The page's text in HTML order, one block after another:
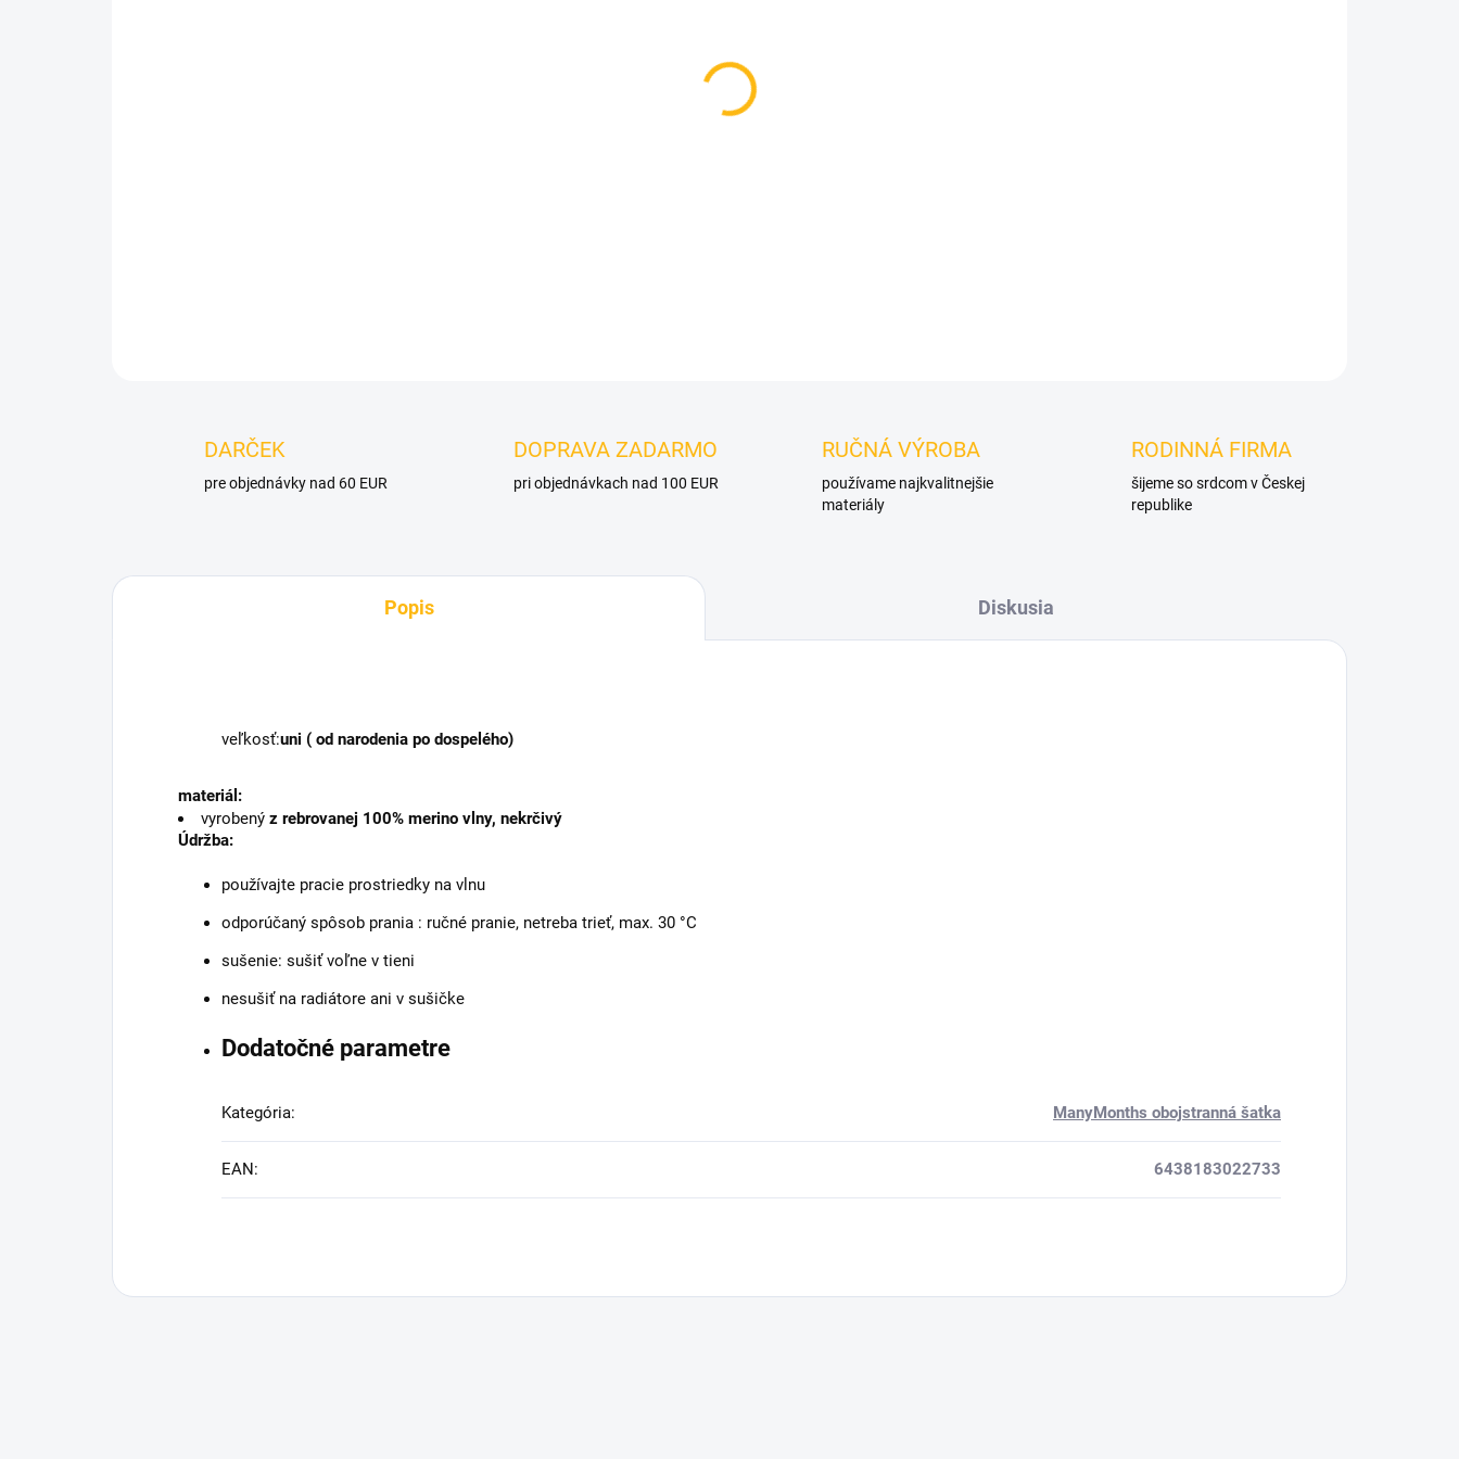
DARČEK
pre objednávky nad 60 EUR
DOPRAVA ZADARMO
pri objednávkach nad 100 EUR
RUČNÁ VÝROBA
používame najkvalitnejšie
materiály
RODINNÁ FIRMA
šijeme so srdcom v Českej
republike
Popis Diskusia
veľkosť:uni ( od narodenia po dospelého)
materiál:
vyrobený z rebrovanej 100% merino vlny, nekrčivý
Údržba:
používajte pracie prostriedky na vlnu
odporúčaný spôsob prania : ručné pranie, netreba trieť, max. 30 °C
sušenie: sušiť voľne v tieni
nesušiť na radiátore ani v sušičke
Dodatočné parametre
Kategória: ManyMonths obojstranná šatka
EAN: 6438183022733